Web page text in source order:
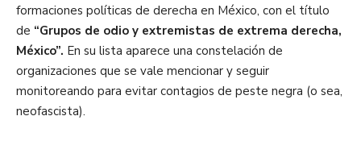
formaciones políticas de derecha en México, con el título
de “Grupos de odio y extremistas de extrema derecha,
México”. En su lista aparece una constelación de
organizaciones que se vale mencionar y seguir
monitoreando para evitar contagios de peste negra (o sea,
neofascista).